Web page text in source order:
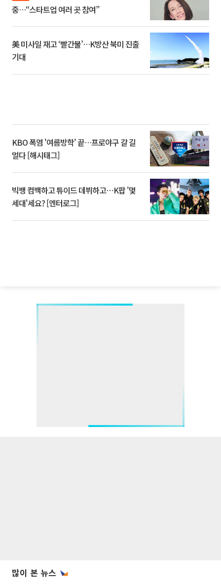
중…“스타트업 여러 곳 참여”
美 미사일 재고 ‘빨간불’…K방산 북미 진출
기대
KBO 폭염 '여름방학' 끝…프로야구 갈 길
멀다 [해시태그]
빅뱅 컴백하고 튜이드 데뷔하고⋯K팝 '몇
세대'세요? [엔터로그]
많이 본 뉴스